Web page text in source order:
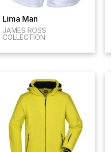
Lima Man
JAMES ROSS
COLLECTION